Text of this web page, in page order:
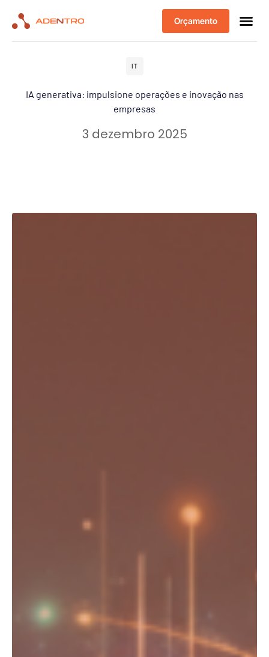
Orçamento
IT
IA generativa: impulsione operações e inovação nas
empresas
3 dezembro 2025